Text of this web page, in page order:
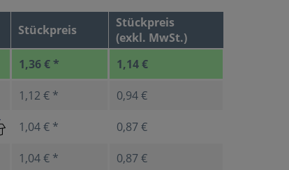
Stückpreis
Stückpreis
(exkl. MwSt.)
1,36 € * 1,14 €
1,12 € * 0,94 €
1,04 € * 0,87 €
1,04 € * 0,87 €